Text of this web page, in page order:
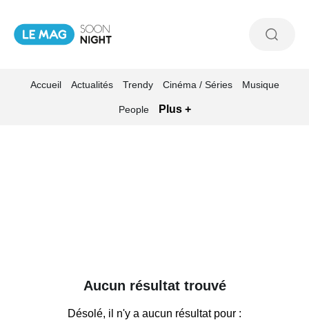
Accueil Actualités Trendy Cinéma / Séries Musique
People Plus +
Aucun résultat trouvé
Désolé, il n'y a aucun résultat pour :